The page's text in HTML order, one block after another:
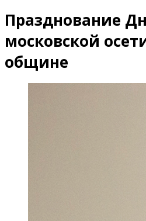
Празднование
московской
общине